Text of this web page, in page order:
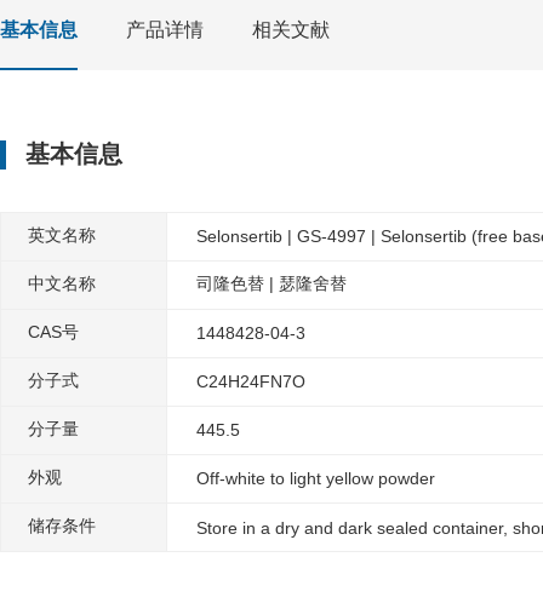
基本信息 产品详情 相关文献
基本信息
英文名称 Selonsertib | GS-4997 | Selonsertib (free
中文名称 司隆色替 | 瑟隆舍替
CAS号 1448428-04-3
分子式 C24H24FN7O
分子量 445.5
外观 Off-white to light yellow powder
储存条件 Store in a dry and dark sealed container,